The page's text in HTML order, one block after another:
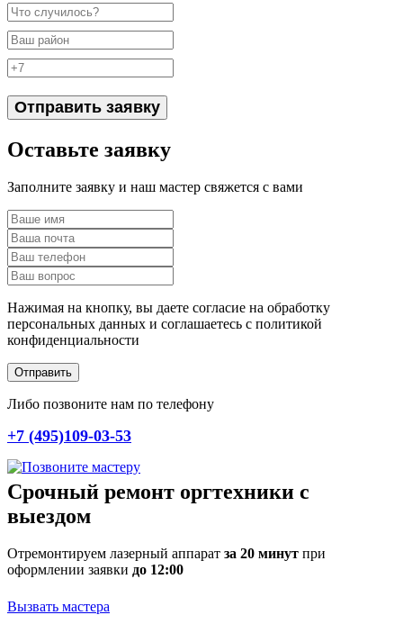
Отправить заявку
Оставьте заявку
Заполните заявку и наш мастер свяжется с вами
Нажимая на кнопку, вы даете согласие на обработку
персональных данных и соглашаетесь c политикой
конфиденциальности
Отправить
Либо позвоните нам по телефону
+7 (495)109-03-53
Срочный ремонт оргтехники с
выездом
Отремонтируем лазерный аппарат за 20 минут при
оформлении заявки до 12:00
Вызвать мастера